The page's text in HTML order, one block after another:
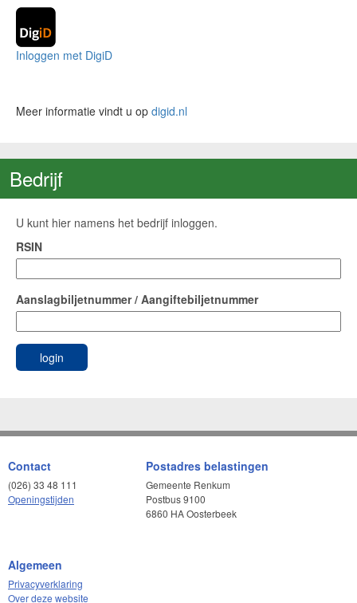
Inloggen met DigiD
Meer informatie vindt u op digid.nl
Bedrijf
U kunt hier namens het bedrijf inloggen.
RSIN
Aanslagbiljetnummer / Aangiftebiljetnummer
Contact
(026) 33 48 111
Openingstijden
Postadres belastingen
Gemeente Renkum
Postbus 9100
6860 HA Oosterbeek
Algemeen
Privacyverklaring
Over deze website